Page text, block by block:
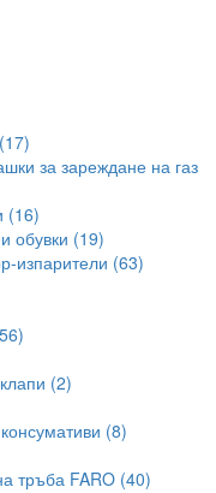
за зареждане на газ
(16)
обувки (19)
изпарители (63)
(2)
(8)
тръба FARO (40)